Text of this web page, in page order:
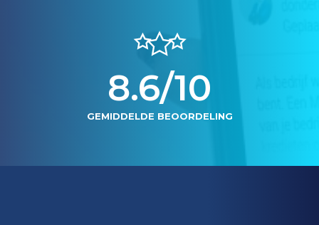
8.6/10
GEMIDDELDE BEOORDELING